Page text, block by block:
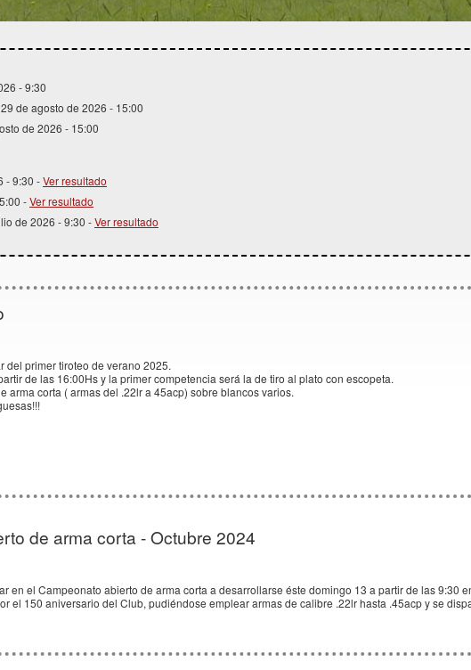
- 9:30
de agosto de 2026 - 15:00
de 2026 - 15:00
- 9:30 -Ver resultado
-Ver resultado
de 2026 - 9:30 -Ver resultado
del primer tiroteo de verano 2025.
de las 16:00Hs y la primer competencia será la de tiro al plato con escopeta.
arma corta ( armas del .22lr a 45acp) sobre blancos varios.
de arma corta - Octubre 2024
en el Campeonato abierto de arma corta a desarrollarse éste domingo 13 a partir de las 9:30
el 150 aniversario del Club, pudiéndose emplear armas de calibre .22lr hasta .45acp y se